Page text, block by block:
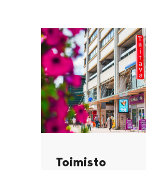
Toimisto